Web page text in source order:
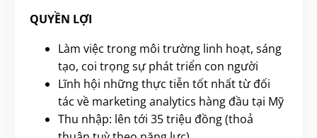
QUYỀN LỢI
Làm việc trong môi trường linh hoạt, sáng
tạo, coi trọng sự phát triển con người
Lĩnh hội những thực tiễn tốt nhất từ đối
tác về marketing analytics hàng đầu tại Mỹ
Thu nhập: lên tới 35 triệu đồng (thoả